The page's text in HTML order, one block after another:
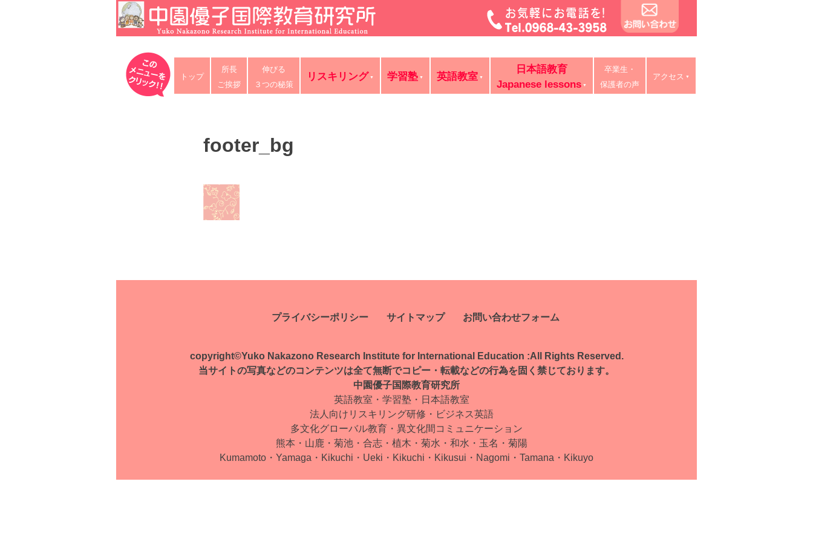
Skip
to
content
中園優子国際教育研究所
公式ホームページ、熊本県の山鹿・菊池・合志・植木で大評判の英語教室・学習塾・日本語教室・タイ語教室・リスキリング研修。中学・高校・大学受験に有利
な英語を中心に「合格請負人」と評判の講師が個別レッスン。ビジネス英語、企業研修。オンライン授業、出張講義、家庭教師も対応。
トップ
所長
ご挨拶
伸びる
３つの秘策
リスキリング 学習塾 英語教室
日本語教育
Japanese lessons
卒業生・
保護者の声
アクセス
footer_bg
稿
ゲ
ー
プライバシーポリシー サイトマップ お問い合わせフォーム
copyright©Yuko Nakazono Research Institute for International Education :All Rights Reserved.
当サイトの写真などのコンテンツは全て無断でコピー・転載などの行為を固く禁じております。
中園優子国際教育研究所
英語教室・学習塾・日本語教室
法人向けリスキリング研修・ビジネス英語
多文化グローバル教育・ 異文化間コミュニケーション
熊本・山鹿・菊池・合志・植木・ 菊水・和水・玉名・菊陽
Kumamoto・Yamaga・Kikuchi・Ueki・ Kikuchi・Kikusui・Nagomi・ Tamana・Kikuyo